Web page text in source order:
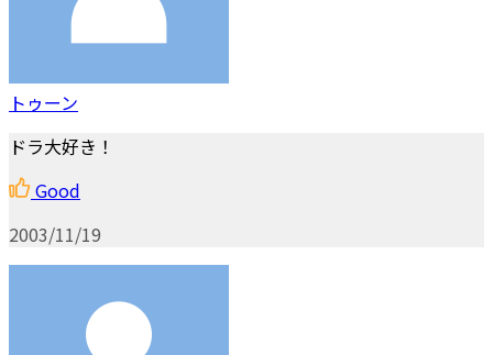
トゥーン
ドラ大好き！
Good
2003/11/19